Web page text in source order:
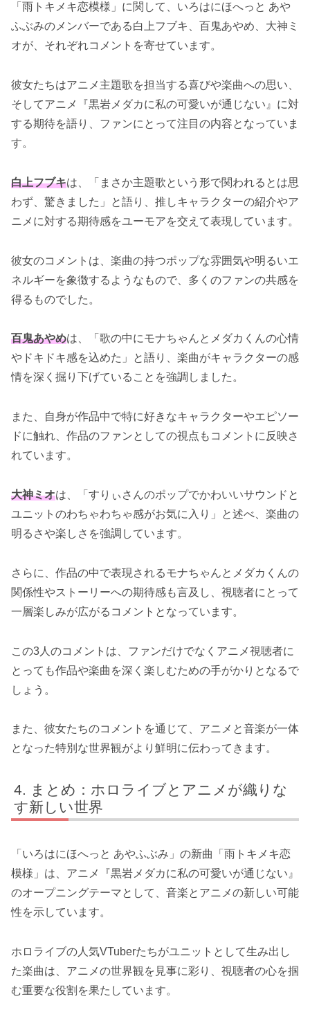
「雨トキメキ恋模様」に関して、いろはにほへっと あや
ふぶみのメンバーである白上フブキ、百鬼あやめ、大神ミ
オが、それぞれコメントを寄せています。
彼女たちはアニメ主題歌を担当する喜びや楽曲への思い、
そしてアニメ『黒岩メダカに私の可愛いが通じない』に対
する期待を語り、ファンにとって注目の内容となっていま
す。
白上フブキは、「まさか主題歌という形で関われるとは思
わず、驚きました」と語り、推しキャラクターの紹介やア
ニメに対する期待感をユーモアを交えて表現しています。
彼女のコメントは、楽曲の持つポップな雰囲気や明るいエ
ネルギーを象徴するようなもので、多くのファンの共感を
得るものでした。
百鬼あやめは、「歌の中にモナちゃんとメダカくんの心情
やドキドキ感を込めた」と語り、楽曲がキャラクターの感
情を深く掘り下げていることを強調しました。
また、自身が作品中で特に好きなキャラクターやエピソー
ドに触れ、作品のファンとしての視点もコメントに反映さ
れています。
大神ミオは、「すりぃさんのポップでかわいいサウンドと
ユニットのわちゃわちゃ感がお気に入り」と述べ、楽曲の
明るさや楽しさを強調しています。
さらに、作品の中で表現されるモナちゃんとメダカくんの
関係性やストーリーへの期待感も言及し、視聴者にとって
一層楽しみが広がるコメントとなっています。
この3人のコメントは、ファンだけでなくアニメ視聴者に
とっても作品や楽曲を深く楽しむための手がかりとなるで
しょう。
また、彼女たちのコメントを通じて、アニメと音楽が一体
となった特別な世界観がより鮮明に伝わってきます。
まとめ：ホロライブとアニメが織りな
す新しい世界
「いろはにほへっと あやふぶみ」の新曲「雨トキメキ恋
模様」は、アニメ『黒岩メダカに私の可愛いが通じない』
のオープニングテーマとして、音楽とアニメの新しい可能
性を示しています。
ホロライブの人気VTuberたちがユニットとして生み出し
た楽曲は、アニメの世界観を見事に彩り、視聴者の心を掴
む重要な役割を果たしています。